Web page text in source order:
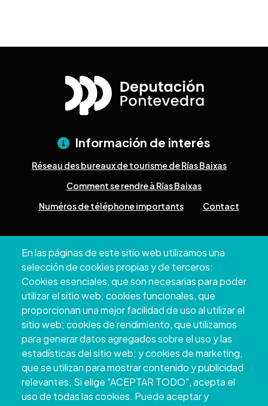
En las páginas de este sitio web utilizamos una
selección de cookies propias y de terceros:
Cookies esenciales, que son necesarias para poder
utilizar el sitio web; cookies funcionales, que
proporcionan una mejor facilidad de uso al utilizar el
sitio web; cookies de rendimiento, que utilizamos
para generar datos agregados sobre el uso y las
estadísticas del sitio web; y cookies de marketing,
que se utilizan para mostrar contenido y publicidad
relevantes. Si elige "ACEPTAR TODO", acepta el
uso de todas las cookies. Puede aceptar y
Información de interés
Réseau des bureaux de tourisme de Rías Baixas
Comment se rendre à Rías Baixas
Numéros de téléphone importants
Contact
Pontevedra
+34 986 804 100 | +34 986 804 124